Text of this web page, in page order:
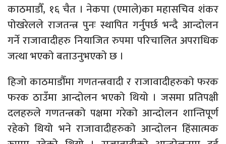
काठमाडौँ, १६ चैत । नेकपा (एमाले)का महासचिव शंकर
पोखरेलले राजतन्त्र पुनः स्थापित गर्नुपर्छ भन्दै आन्दोलन
गर्ने राजावादीहरु नियाजित रुपमा परिचालित अपराधिक
जत्था भएको बताउनुभएको छ ।
हिजो काठमाडौँमा गणतन्त्रवादी र राजावादीहरुको फरक
फरक ठाउँमा आन्दोलन भएको थियो । जसमा प्रतिपक्षी
दलहरुले गणतन्त्रको पक्षमा गरेको आन्दोलन शान्तिपूर्ण
रहेको थियो भने राजावादीहरुको आन्दोलन हिंसात्मक